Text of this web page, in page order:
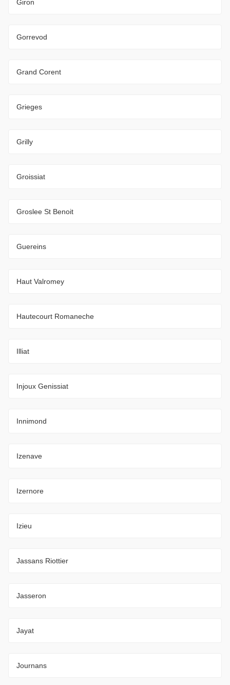
Giron
Gorrevod
Grand Corent
Grieges
Grilly
Groissiat
Groslee St Benoit
Guereins
Haut Valromey
Hautecourt Romaneche
Illiat
Injoux Genissiat
Innimond
Izenave
Izernore
Izieu
Jassans Riottier
Jasseron
Jayat
Journans